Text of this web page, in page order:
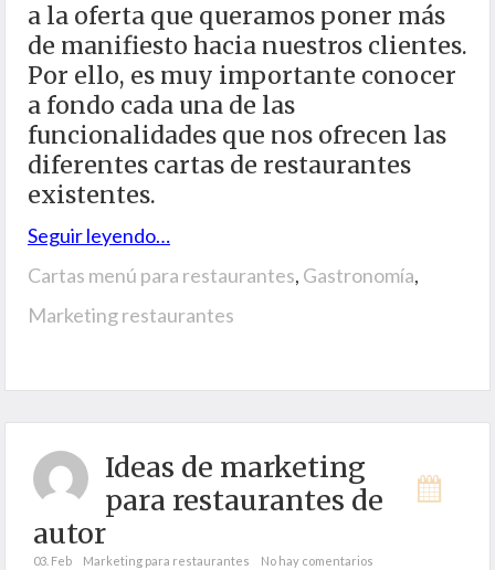
a la oferta que queramos poner más
de manifiesto hacia nuestros clientes.
Por ello, es muy importante conocer
a fondo cada una de las
funcionalidades que nos ofrecen las
diferentes cartas de restaurantes
existentes.
Seguir leyendo…
Cartas menú para restaurantes, Gastronomía,
Marketing restaurantes
Ideas de marketing
para restaurantes de
autor
03. Feb Marketing para restaurantes No hay comentarios